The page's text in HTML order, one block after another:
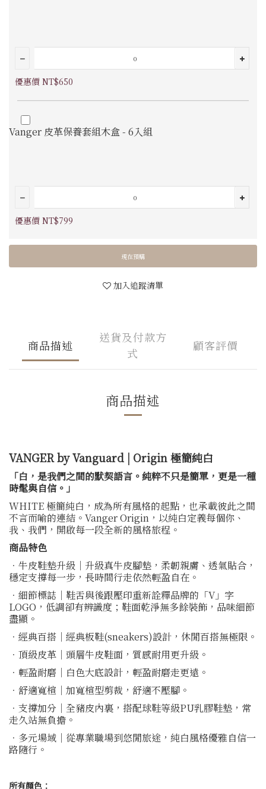
優惠價 NT$650
Vanger 皮革保養套組木盒 - 6入組
優惠價 NT$799
現在預購
加入追蹤清單
商品描述
送貨及付款方
式
顧客評價
商品描述
VANGER by Vanguard | Origin 極簡純白
「白，是我們之間的默契語言。純粹不只是簡單，更是一種
時髦與自信。」
WHITE 極簡純白，成為所有風格的起點，也承載彼此之間
不言而喻的連結。Vanger Origin，以純白定義每個你、
我、我們，開啟每一段全新的風格旅程。
商品特色
．牛皮鞋墊升級｜升級真牛皮腳墊，柔韌親膚、透氣貼合，
穩定支撐每一步，長時間行走依然輕盈自在。
．細節標誌｜鞋舌與後跟壓印重新詮釋品牌的「V」字
LOGO，低調卻有辨識度；鞋面乾淨無多餘裝飾，品味細節
盡顯。
．經典百搭｜經典板鞋(sneakers)設計，休閒百搭無極限。
．頂級皮革｜頭層牛皮鞋面，質感耐用更升級。
．輕盈耐磨｜白色大底設計，輕盈耐磨走更遠。
．舒適寬楦｜加寬楦型剪裁，舒適不壓腳。
．支撐加分｜全豬皮內裏，搭配球鞋等級PU乳膠鞋墊，常
走久站無負擔。
．多元場域｜從專業職場到悠閒旅途，純白風格優雅自信一
路隨行。
所有顏色：